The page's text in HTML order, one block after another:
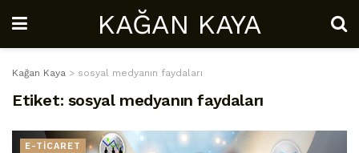
KAĞAN KAYA
Kağan Kaya > sosyal medyanın faydaları
Etiket: sosyal medyanın faydaları
E-TİCARET